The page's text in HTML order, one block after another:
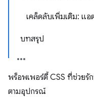
เคล็ดลับเพิ่มเติม: แ
บทสรุป
พร็อพเพอร์ตี้ CSS ที่ช่วยรั
ตามอุปกรณ์